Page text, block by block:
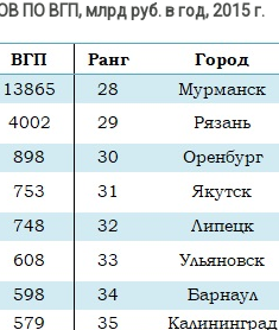
ВГП, млрд руб. в год, 2015 г.